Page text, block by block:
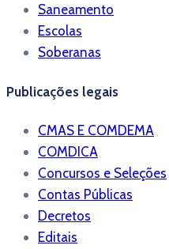
Saneamento
Escolas
Soberanas
Publicações legais
CMAS E COMDEMA
COMDICA
Concursos e Seleções
Contas Públicas
Decretos
Editais